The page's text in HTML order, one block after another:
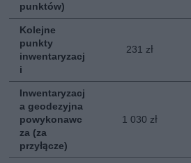
punktów)
Kolejne
punkty
inwentaryzacj
i
231 zł
Inwentaryzacj
a geodezyjna
powykonawc
za (za
przyłącze)
1 030 zł